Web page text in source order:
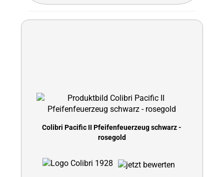
Colibri Pacific II Pfeifenfeuerzeug schwarz -
rosegold